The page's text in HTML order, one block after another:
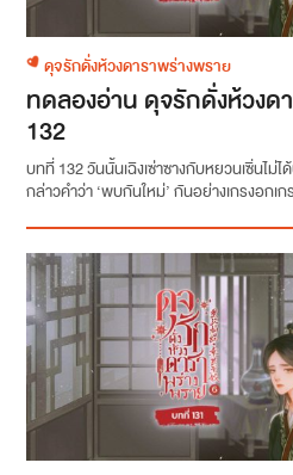
ดุจรักดั่งห้วงดาราพร่างพราย
ทดลองอ่าน ดุจรักดั่งห้วง
132
บทที่ 132 วันนั้นเฉิงเซ่าซางกับหยวนเซิ่นไม่
กล่าวคำว่า ‘พบกันใหม่’ กันอย่างเกรงอกเก